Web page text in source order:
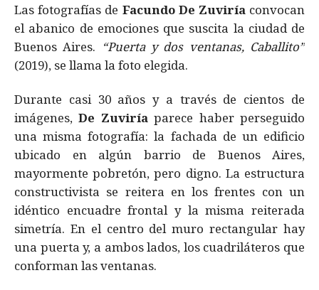
Las fotografías de Facundo De Zuviríaconvocan
el abanico de emociones que suscita la ciudad de
Buenos Aires. “Puerta y dos ventanas, Caballito”
(2019), se llama la foto elegida.
Durante casi 30 años y a través de cientos de
imágenes,De Zuviríaparece haber perseguido
una misma fotografía: la fachada de un edificio
ubicado en algún barrio de Buenos Aires,
mayormente pobretón, pero digno. La estructura
constructivista se reitera en los frentes con un
idéntico encuadre frontal y la misma reiterada
simetría. En el centro del muro rectangular hay
una puerta y, a ambos lados, los cuadriláteros que
conforman las ventanas.